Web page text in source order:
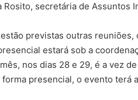
secretária de Assuntos
previstas outras
estará sob a
nos dias 28 e 29, é a vez
presencial, o evento terá